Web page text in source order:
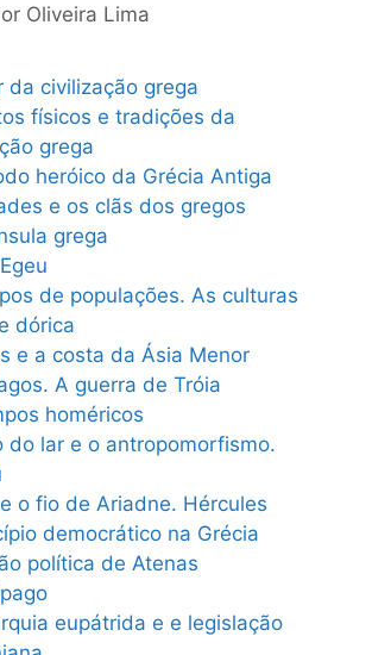
Oliveira Lima
da civilização grega
físicos e tradições da
grega
heróico da Grécia Antiga
e os clãs dos gregos
grega
de populações. As culturas
dórica
e a costa da Ásia Menor
A guerra de Tróia
homéricos
do lar e o antropomorfismo.
o fio de Ariadne. Hércules
democrático na Grécia
política de Atenas
eupátrida e e legislação